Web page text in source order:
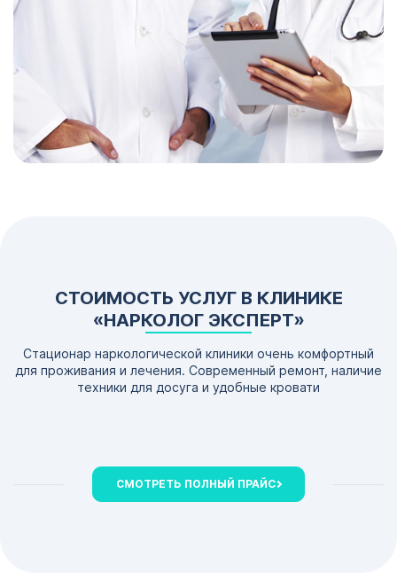
СТОИМОСТЬ УСЛУГ В КЛИНИКЕ
«НАРКОЛОГ ЭКСПЕРТ»
Стационар наркологической клиники очень комфортный
для проживания и лечения. Современный ремонт, наличие
техники для досуга и удобные кровати
СМОТРЕТЬ ПОЛНЫЙ ПРАЙС